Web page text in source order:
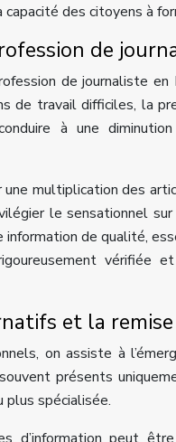
des citoyens à
de
de journaliste
de travail difficiles, la
à une
multiplication des
le sensationnel
de qualité,
vérifiée
et la
on assiste à
présents
plus spécialisée.